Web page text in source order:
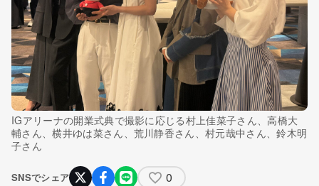
IGアリーナの開業式典で撮影に応じる村上佳菜子さん、高橋大
輔さん、横井ゆは菜さん、荒川静香さん、村元哉中さん、鈴木明
子さん
SNSでシェア 0